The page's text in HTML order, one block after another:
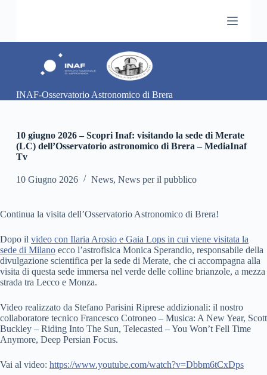
t
o
u
INAF-Osservatorio Astronomico di Brera
10 giugno 2026 – Scopri Inaf: visitando la sede di Merate
(LC) dell’Osservatorio astronomico di Brera – MediaInaf
Tv
10 Giugno 2026 News, News per il pubblico
Continua la visita dell’Osservatorio Astronomico di Brera!
Dopo il video con Ilaria Arosio e Gaia Lops in cui viene visitata la
sede di Milano ecco l’astrofisica Monica Sperandio, responsabile della
divulgazione scientifica per la sede di Merate, che ci accompagna alla
visita di questa sede immersa nel verde delle colline brianzole, a mezza
strada tra Lecco e Monza.
Video realizzato da Stefano Parisini Riprese addizionali: il nostro
collaboratore tecnico Francesco Cotroneo – Musica: A New Year, Scott
Buckley – Riding Into The Sun, Telecasted – You Won’t Fell Time
Anymore, Deep Persian Focus.
Vai al video: https://www.youtube.com/watch?v=Dbbm6tCxDps